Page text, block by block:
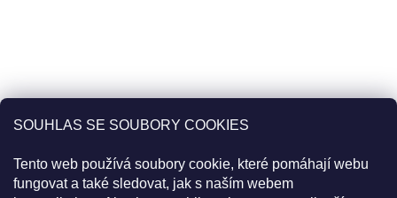
SOUHLAS SE SOUBORY COOKIES
Tento web používá soubory cookie, které pomáhají webu
fungovat a také sledovat, jak s naším webem